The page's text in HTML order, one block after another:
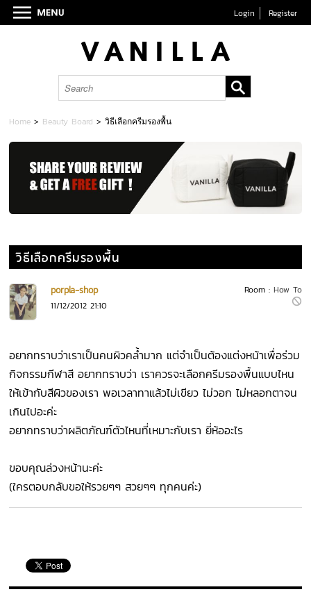
Login Register
Home > Beauty Board >วิธีเลือกครีมรองพื้น
วิธีเลือกครีมรองพื้น
Room : How To
porpla-shop
11/12/2012 21:10
อยากทราบว่าเราเป็นคนผิวคล้ำมาก แต่จำเป็นต้องแต่งหน้าเพื่อร่วม
กิจกรรมกีฬาสี อยากทราบว่า เราควรจะเลือกครีมรองพื้นแบบไหน
ให้เข้ากับสีผิวของเรา พอเวลาทาแล้วไม่เขียว ไม่วอก ไม่หลอกตาจน
เกินไปอะค่ะ
อยากทราบว่าผลิตภัณฑ์ตัวไหนที่เหมาะกับเรา ยี่ห้ออะไร
ขอบคุณล่วงหน้านะค่ะ
(ใครตอบกลับขอให้รวยๆๆ สวยๆๆ ทุกคนค่ะ)